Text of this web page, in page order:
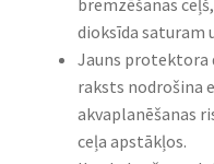
dioksīda saturam
Jauns
raksts nodrošina
akvaplanēšanas
ceļa apstākļos.